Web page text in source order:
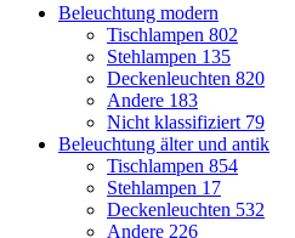
Beleuchtung modern
Tischlampen 802
Stehlampen 135
Deckenleuchten 820
Andere 183
Nicht klassifiziert 79
Beleuchtung älter und antik
Tischlampen 854
Stehlampen 17
Deckenleuchten 532
Andere 226